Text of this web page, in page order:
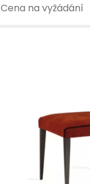
Cena na vyžádání